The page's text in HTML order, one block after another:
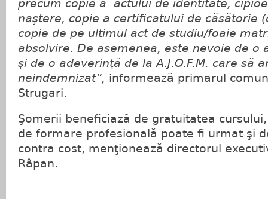
precum copie a actului de identitate,
naştere, copie a certificatului de căsătorie
copie de pe ultimul act de studiu/foaie
absolvire. De asemenea, este nevoie de o
şi de o adeverinţă de la A.J.O.F.M. care să
neindemnizat”, informează primarul
Strugari.
Şomerii beneficiază de gratuitatea
de formare profesională poate fi urmat şi
contra cost, menţionează directorul
Râpan.